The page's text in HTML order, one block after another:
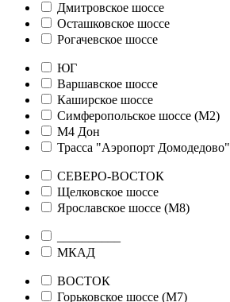
Дмитровское шоссе
Осташковское шоссе
Рогачевское шоссе
ЮГ
Варшавское шоссе
Каширское шоссе
Симферопольское шоссе (М2)
М4 Дон
Трасса "Аэропорт Домодедово"
СЕВЕРО-ВОСТОК
Щелковское шоссе
Ярославское шоссе (М8)
МКАД
ВОСТОК
Горьковское шоссе (М7)